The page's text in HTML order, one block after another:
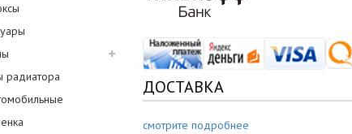
радиатора
ДОСТАВКА
смотрите подробнее